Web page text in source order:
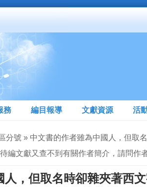
務 編目報導 文獻資源 活
號 » 中文書的作者雖為中國人，但取
編文獻又查不到有關作者簡介，請問作
人，但取名時卻雜夾著西